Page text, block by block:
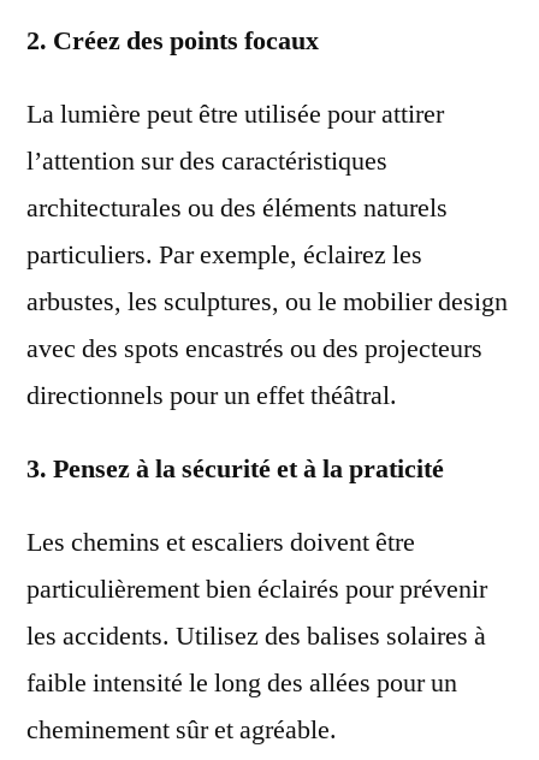
2. Créez des points focaux
La lumière peut être utilisée pour attirer
l’attention sur des caractéristiques
architecturales ou des éléments naturels
particuliers. Par exemple, éclairez les
arbustes, les sculptures, ou le mobilier design
avec des spots encastrés ou des projecteurs
directionnels pour un effet théâtral.
3. Pensez à la sécurité et à la praticité
Les chemins et escaliers doivent être
particulièrement bien éclairés pour prévenir
les accidents. Utilisez des balises solaires à
faible intensité le long des allées pour un
cheminement sûr et agréable.